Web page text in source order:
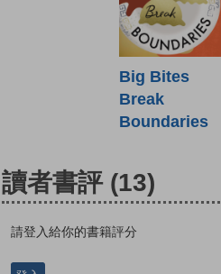
Big Bites
Break
Boundaries
讀者書評 (13)
請登入給你的書籍評分